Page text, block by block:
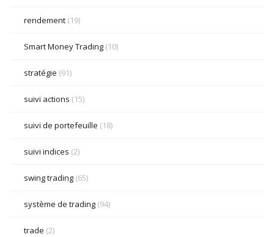
rendement (19)
Smart Money Trading (10)
stratégie (91)
suivi actions (15)
suivi de portefeuille (18)
suivi indices (2)
swing trading (65)
système de trading (94)
trade (2)